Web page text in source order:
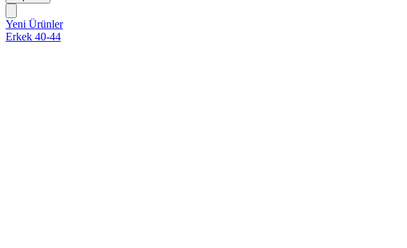
Yeni Ürünler
Erkek 40-44